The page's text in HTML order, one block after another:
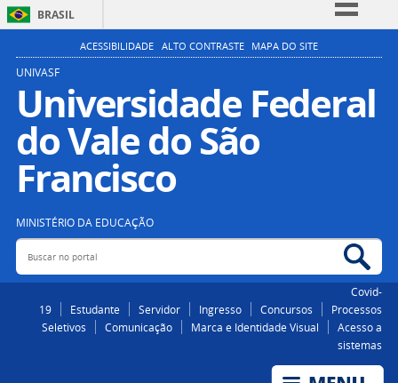
BRASIL
Simplifique!
Participe
Acesso à informação
Legislação
ACESSIBILIDADE ALTO CONTRASTE MAPA DO SITE
UNIVASF
Universidade Federal
do Vale do São
Francisco
MINISTÉRIO DA EDUCAÇÃO
Buscar no portal
Covid-
19
Estudante Servidor Ingresso Concursos
Processos
Seletivos
Comunicação Marca e Identidade Visual
Acesso a
sistemas